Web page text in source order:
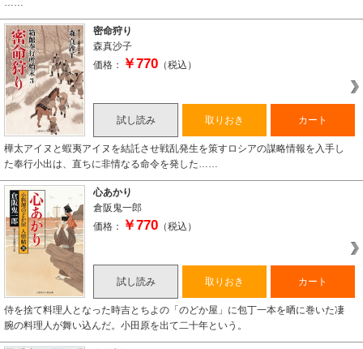
……
密命狩り
森真沙子
価格：
￥770 （税込）
試し読み 取りおき カート
樺太アイヌと蝦夷アイヌを結託させ戦乱発生を策すロシアの謀略情報を入手し
た奉行小出は、直ちに非情なる命令を発した……
心あかり
倉阪鬼一郎
価格：
￥770 （税込）
試し読み 取りおき カート
侍を捨て料理人となった時吉とちよの「のどか屋」に包丁一本を晒に巻いた凄
腕の料理人が舞い込んだ。小田原を出て二十年という。